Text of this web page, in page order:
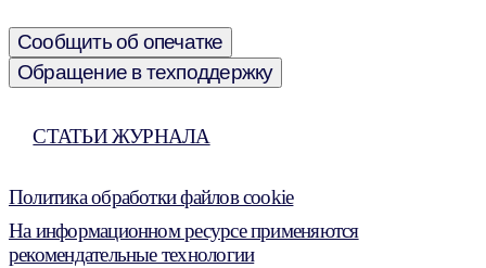
Сообщить об опечатке
Обращение в техподдержку
СТАТЬИ ЖУРНАЛА
Политика обработки файлов cookie
На информационном ресурсе применяются
рекомендательные технологии